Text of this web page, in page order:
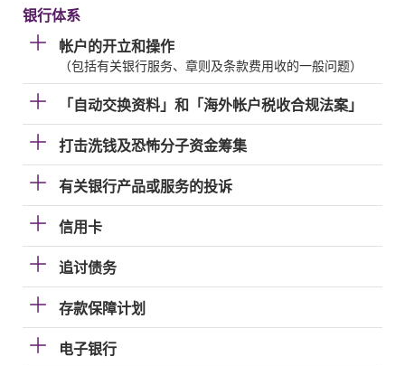
银行体系
帐户的开立和操作
（包括有关银行服务、章则及条款费用收的一般问题）
「自动交换资料」和「海外帐户税收合规法案」
打击洗钱及恐怖分子资金筹集
有关银行产品或服务的投诉
信用卡
追讨债务
存款保障计划
电子银行